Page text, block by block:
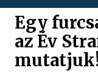
Egy
az Év